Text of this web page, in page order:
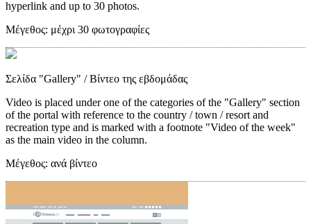
hyperlink and up to 30 photos.
Μέγεθος: μέχρι 30 φωτογραφίες
Σελίδα "Gallery" / Βίντεο της εβδομάδας
Video is placed under one of the categories of the "Gallery" section
of the portal with reference to the country / town / resort and
recreation type and is marked with a footnote "Video of the week"
as the main video in the column.
Μέγεθος: ανά βίντεο